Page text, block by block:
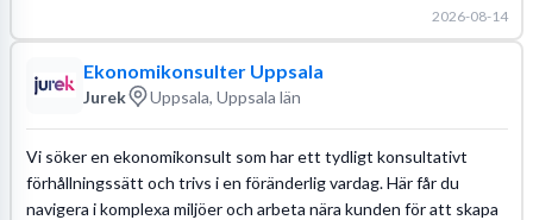
2026-08-14
Ekonomikonsulter Uppsala
Jurek Uppsala, Uppsala län
Vi söker en ekonomikonsult som har ett tydligt konsultativt
förhållningssätt och trivs i en föränderlig vardag. Här får du
navigera i komplexa miljöer och arbeta nära kunden för att skapa